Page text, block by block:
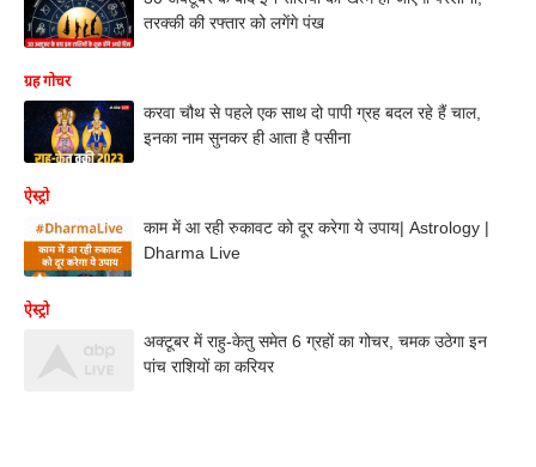
तरक्की की रफ्तार को लगेंगे पंख
ग्रह गोचर
करवा चौथ से पहले एक साथ दो पापी ग्रह बदल रहे हैं चाल,
इनका नाम सुनकर ही आता है पसीना
ऐस्ट्रो
काम में आ रही रुकावट को दूर करेगा ये उपाय| Astrology |
Dharma Live
ऐस्ट्रो
अक्टूबर में राहु-केतु समेत 6 ग्रहों का गोचर, चमक उठेगा इन
पांच राशियों का करियर